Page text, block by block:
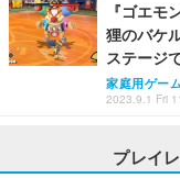
『ゴエモ
狸のバケ
ステージ
家庭用ゲー
2023.9.1 Fri
プレイ